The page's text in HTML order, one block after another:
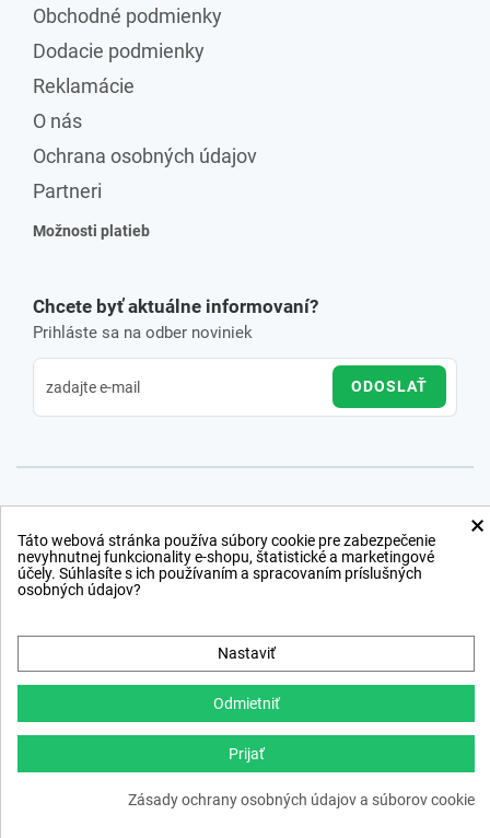
Obchodné podmienky
Dodacie podmienky
Reklamácie
O nás
Ochrana osobných údajov
Partneri
Možnosti platieb
Chcete byť aktuálne informovaní?
Prihláste sa na odber noviniek
ODOSLAŤ
webdesign,ppc›netsuccess.sk
×
Táto webová stránka používa súbory cookie pre zabezpečenie
nevyhnutnej funkcionality e-shopu, štatistické a marketingové
účely. Súhlasíte s ich používaním a spracovaním príslušných
osobných údajov?
Nastaviť
Odmietniť
Prijať
Zásady ochrany osobných údajov a súborov cookie